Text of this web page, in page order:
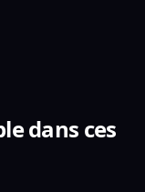
dans ces